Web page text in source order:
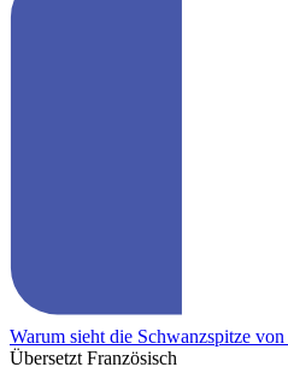
Warum sieht die Schwanzspitze
Übersetzt Französisch